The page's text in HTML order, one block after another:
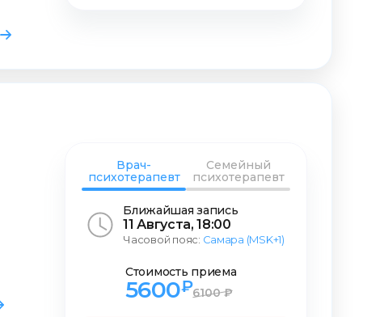
Врач-
психотерапевт
Семейный
психотерапевт
Ближайшая запись
11 Августа, 18:00
Часовой пояс: Самара (MSK+1)
Стоимость приема
5600₽6100 ₽